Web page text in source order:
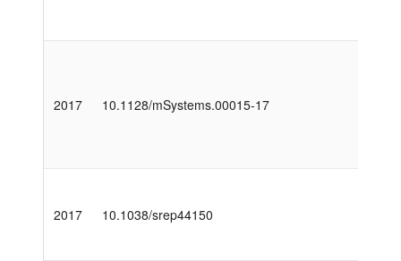
2017 10.1128/mSystems.00015-17
2017 10.1038/srep44150